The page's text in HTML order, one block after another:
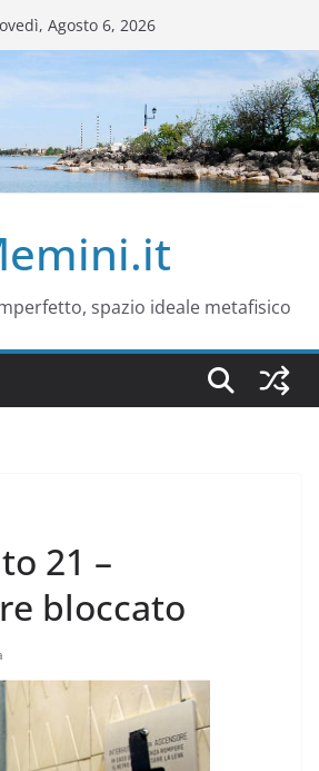
Agosto 6, 2026
spazio ideale metafisico
21 –
bloccato